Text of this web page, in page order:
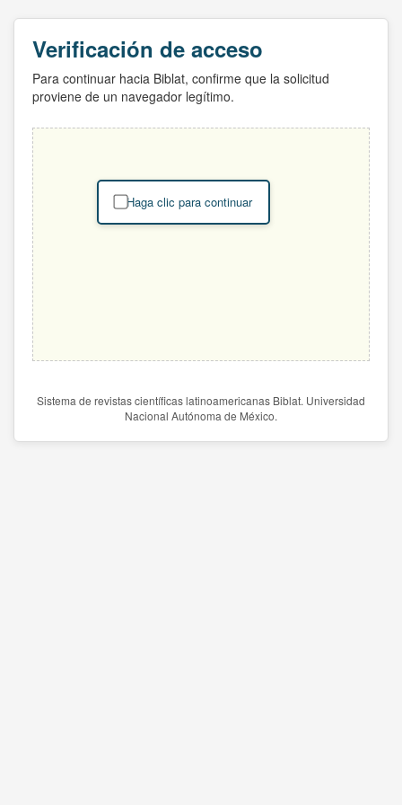
Verificación de acceso
Para continuar hacia Biblat, confirme que la solicitud
proviene de un navegador legítimo.
Haga clic para continuar
Sistema de revistas científicas latinoamericanas Biblat. Universidad
Nacional Autónoma de México.